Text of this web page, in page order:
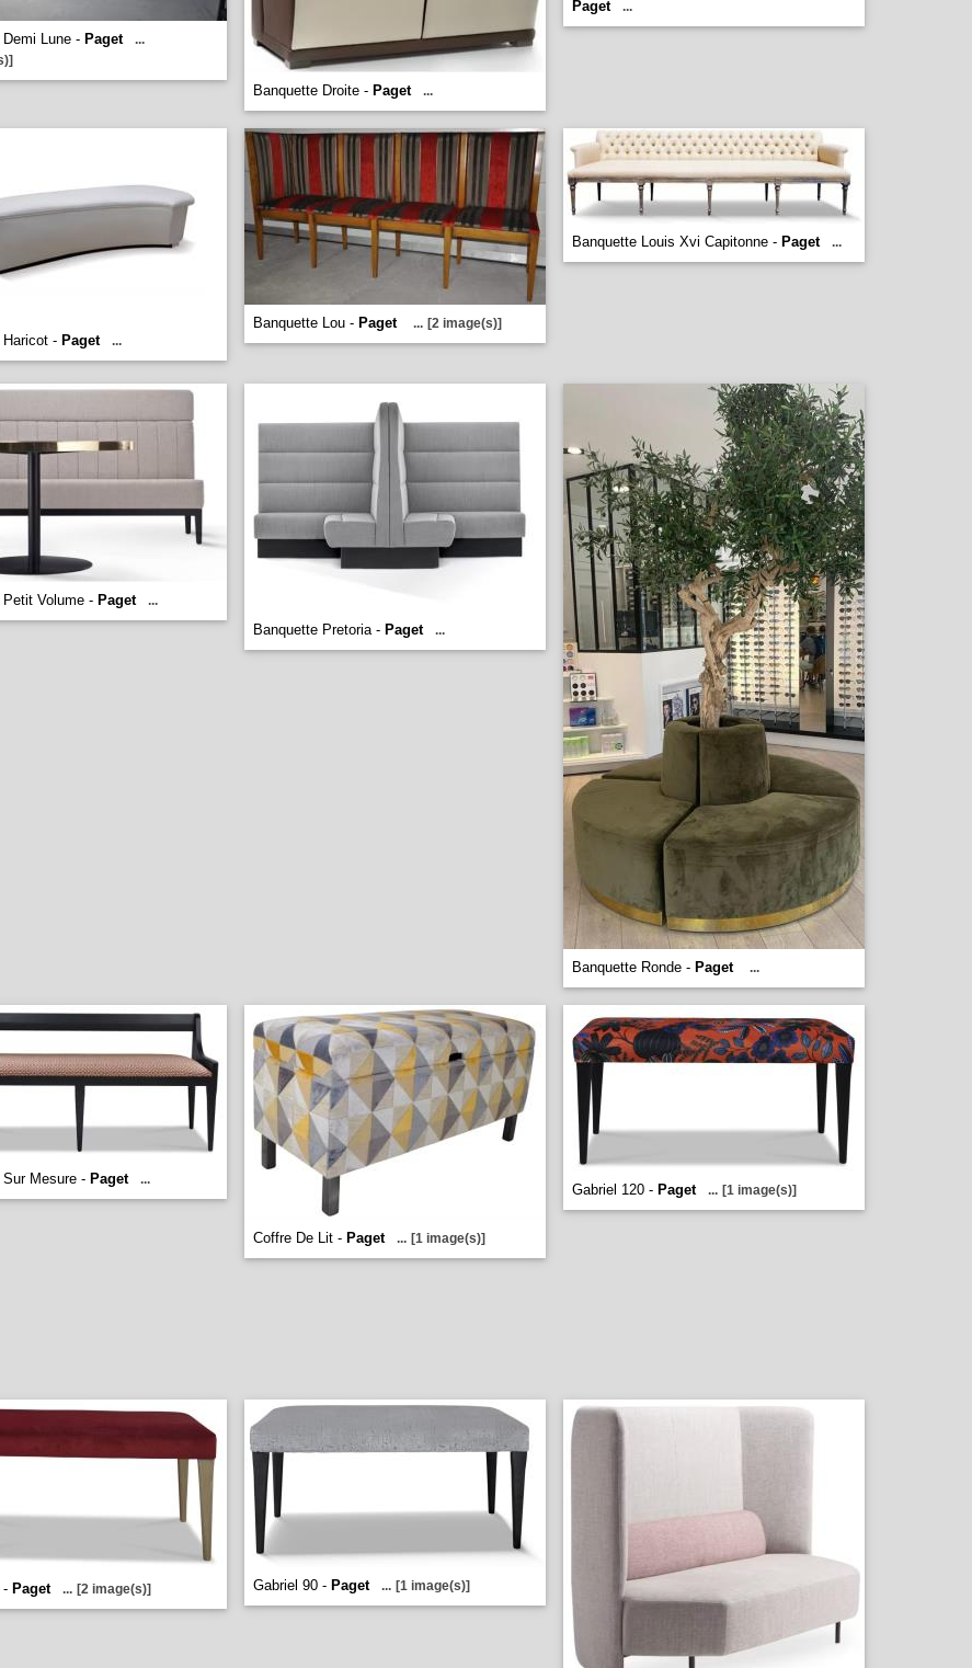
Demi Lune - Paget
...
Banquette Droite - Paget ...
Paget
...
Haricot - Paget ...
Banquette Lou - Paget ... [2 image(s)]
Banquette Louis Xvi Capitonne - Paget ...
Petit Volume - Paget ...
Banquette Pretoria - Paget ...
Banquette Ronde - Paget ...
Sur Mesure - Paget ...
Coffre De Lit - Paget ... [1 image(s)]
Gabriel 120 - Paget ... [1 image(s)]
- Paget ... [2 image(s)] Gabriel 90 - Paget ... [1 image(s)]